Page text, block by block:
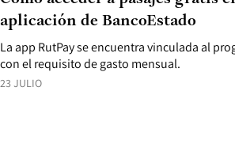
23 JULIO
La app RutPay se encuentra vinculada al
con el requisito de gasto mensual.
aplicación de BancoEstado